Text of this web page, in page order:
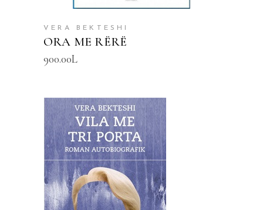
VERA BEKTESHI
ORA ME RËRË
900.00L
SHTOJE NË SHPORTË